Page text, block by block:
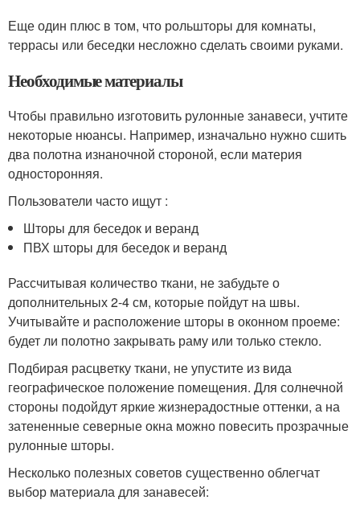
Еще один плюс в том, что рольшторы для комнаты,
террасы или беседки несложно сделать своими руками.
Необходимые материалы
Чтобы правильно изготовить рулонные занавеси, учтите
некоторые нюансы. Например, изначально нужно сшить
два полотна изнаночной стороной, если материя
односторонняя.
Пользователи часто ищут :
Шторы для беседок и веранд
ПВХ шторы для беседок и веранд
Рассчитывая количество ткани, не забудьте о
дополнительных 2-4 см, которые пойдут на швы.
Учитывайте и расположение шторы в оконном проеме:
будет ли полотно закрывать раму или только стекло.
Подбирая расцветку ткани, не упустите из вида
географическое положение помещения. Для солнечной
стороны подойдут яркие жизнерадостные оттенки, а на
затененные северные окна можно повесить прозрачные
рулонные шторы.
Несколько полезных советов существенно облегчат
выбор материала для занавесей: